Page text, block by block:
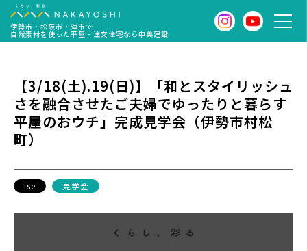
伊勢市・松阪市・津市で
自然素材を使った平屋・注文住宅なら中美建設
【3/18(土).19(日)】「和とスタイリッシュ
さを融合させたご夫婦でゆったりと暮らす
平屋のおウチ」完成見学会（伊勢市村松
町）
ise 見学会